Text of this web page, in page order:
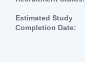
Estimated Study
Completion Date: